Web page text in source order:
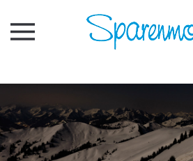
Zum Hauptinhalt springen